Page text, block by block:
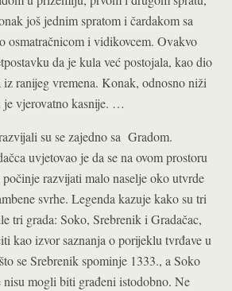
još jednim spratom i čardakom sa
osmatračnicom i vidikovcem. Ovakvo
da je kula već postojala, kao dio
iz ranijeg vremena. Konak, odnosno niži
je vjerovatno kasnije. …
su se zajedno sa Gradom.
uvjetovao je da se na ovom prostoru
razvijati malo naselje oko utvrde
svrhe. Legenda kazuje kako su tri
tri grada: Soko, Srebrenik i Gradačac,
kao izvor saznanja o porijeklu tvrđave u
se Srebrenik spominje 1333., a Soko
nisu mogli biti građeni istodobno. Ne